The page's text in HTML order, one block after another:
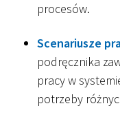
procesów.
Scenariusze
podręcznika
pracy w
potrzeby